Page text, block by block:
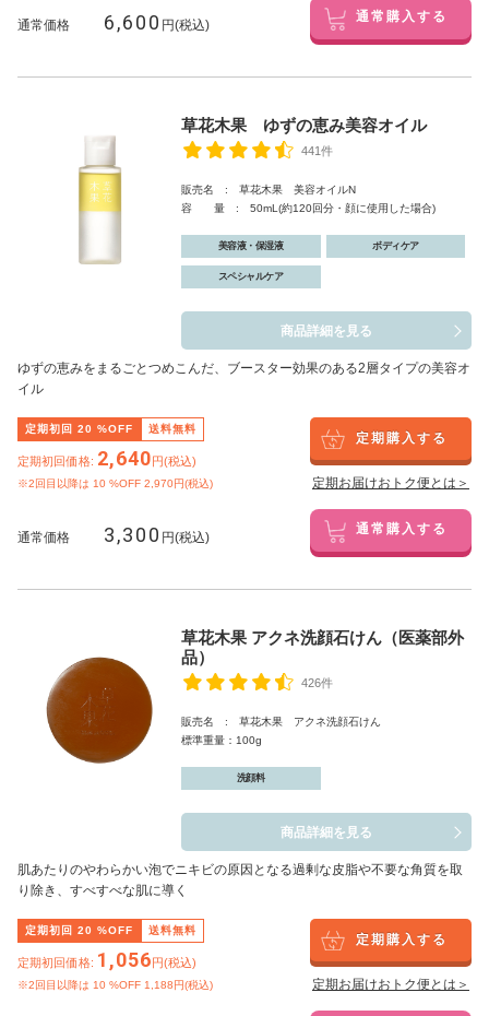
通常価格 6,600 円(税込) 通常購入する
草花木果 ゆずの恵み美容オイル
441件
販売名 : 草花木果 美容オイルN
容 量 : 50mL(約120回分・顔に使用した場合)
美容液・保湿液 ボディケア
スペシャルケア
商品詳細を見る
ゆずの恵みをまるごとつめこんだ、ブースター効果のある2層タイプの美容オ
イル
定期初回 20 %OFF 送料無料
定期初回価格: 2,640円(税込)
※2回目以降は 10 %OFF 2,970円(税込)
定期購入する
定期お届けおトク便とは＞
通常価格 3,300 円(税込) 通常購入する
草花木果 アクネ洗顔石けん（医薬部外
品）
426件
販売名 : 草花木果 アクネ洗顔石けん
標準重量：100g
洗顔料
商品詳細を見る
肌あたりのやわらかい泡でニキビの原因となる過剰な皮脂や不要な角質を取
り除き、すべすべな肌に導く
定期初回 20 %OFF 送料無料
定期初回価格: 1,056円(税込)
※2回目以降は 10 %OFF 1,188円(税込)
定期購入する
定期お届けおトク便とは＞